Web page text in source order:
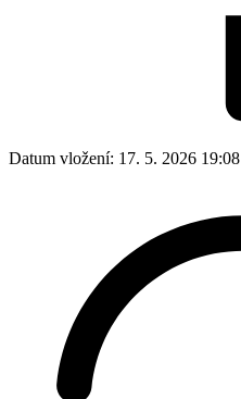
Datum vložení: 17. 5. 2026 19:08